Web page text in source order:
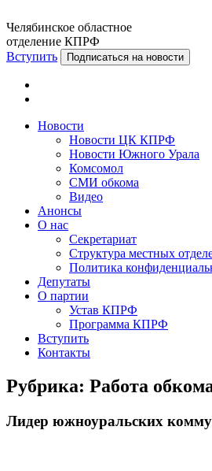
Челябинское областное
отделение КПРФ
Вступить
Подписаться на новости
Новости
Новости ЦК КПРФ
Новости Южного Урала
Комсомол
СМИ обкома
Видео
Анонсы
О нас
Секретариат
Структура местных
Политика
Депутаты
О партии
Устав КПРФ
Программа КПРФ
Вступить
Контакты
Рубрика: Работа
Лидер южноуральских